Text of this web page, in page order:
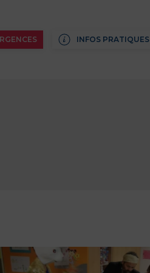
INFOS PRATIQUES